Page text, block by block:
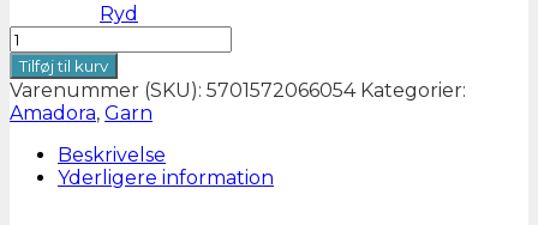
Ryd
Amadora
håndfarvet
garn
antal
Tilføj til kurv
Varenummer (SKU): 5701572066054 Kategorier:
Amadora, Garn
Beskrivelse
Yderligere information